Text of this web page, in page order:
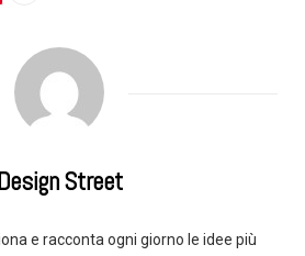
Street
e racconta ogni giorno le idee più